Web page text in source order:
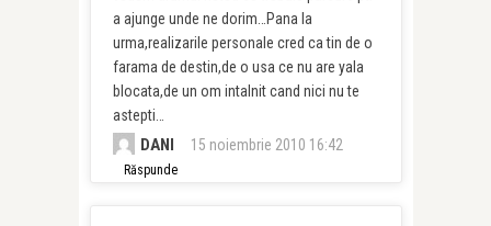
a ajunge unde ne dorim…Pana la
urma,realizarile personale cred ca tin de o
farama de destin,de o usa ce nu are yala
blocata,de un om intalnit cand nici nu te
astepti…
DANI 15 noiembrie 2010 16:42
Răspunde